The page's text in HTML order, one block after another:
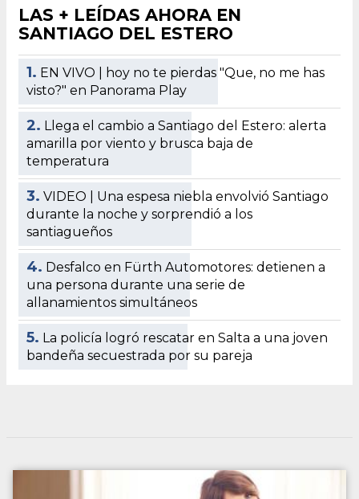
LAS + LEÍDAS AHORA EN
SANTIAGO DEL ESTERO
1. EN VIVO | hoy no te pierdas "Que, no me has
visto?" en Panorama Play
2. Llega el cambio a Santiago del Estero: alerta
amarilla por viento y brusca baja de
temperatura
3. VIDEO | Una espesa niebla envolvió Santiago
durante la noche y sorprendió a los
santiagueños
4. Desfalco en Fürth Automotores: detienen a
una persona durante una serie de
allanamientos simultáneos
5. La policía logró rescatar en Salta a una joven
bandeña secuestrada por su pareja